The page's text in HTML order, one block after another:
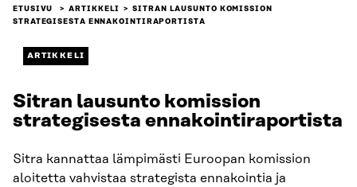
ETUSIVU ARTIKKELI
SITRAN LAUSUNTO KOMISSION
STRATEGISESTA ENNAKOINTIRAPORTISTA
ARTIKKELI
Sitran lausunto komission
strategisesta ennakointiraportista
Sitra kannattaa lämpimästi Euroopan komission
aloitetta vahvistaa strategista ennakointia ja